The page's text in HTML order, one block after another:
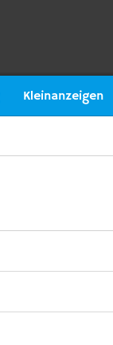
Kleinanzeigen